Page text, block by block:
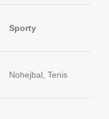
Sporty
Nohejbal, Tenis